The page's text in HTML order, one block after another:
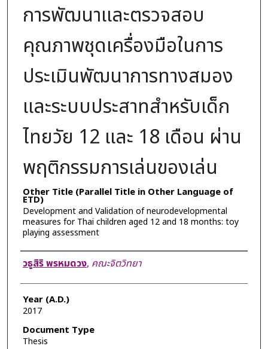
การพัฒนาและตรวจสอบ
คุณภาพชุดเครื่องมือในการ
ประเมินพัฒนาการทางสมอง
และระบบประสาทสำหรับเด็ก
ไทยวัย 12 และ 18 เดือน ผ่าน
พฤติกรรมการเล่นของเล่น
Other Title (Parallel Title in Other Language of
ETD)
Development and Validation of neurodevelopmental
measures for Thai children aged 12 and 18 months: toy
playing assessment
Author
วธูสิริ พรหมดวง, คณะจิตวิทยา
Year (A.D.)
2017
Document Type
Thesis